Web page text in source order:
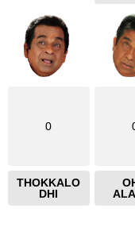
0
THOKKALO
DHI